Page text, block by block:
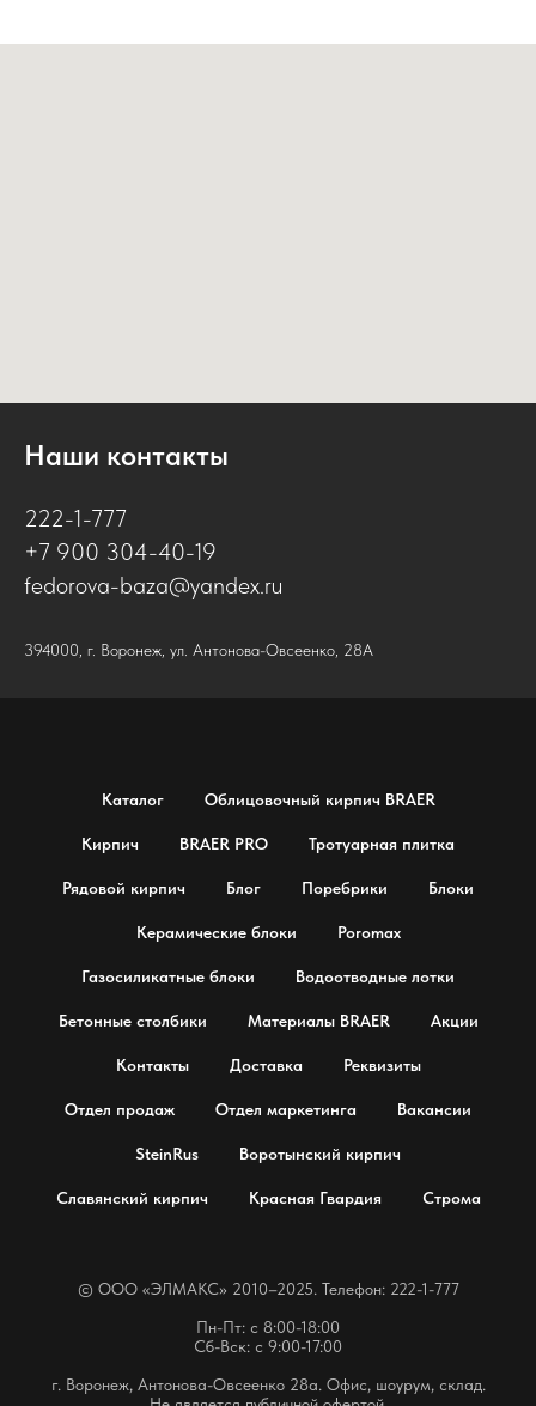
Наши контакты
222-1-777
+7 900 304-40-19
fedorova-baza@yandex.ru
394000, г. Воронеж, ул. Антонова-Овсеенко, 28А
Каталог Облицовочный кирпич BRAER
Кирпич BRAER PRO Тротуарная плитка
Рядовой кирпич Блог Поребрики Блоки
Керамические блоки Poromax
Газосиликатные блоки Водоотводные лотки
Бетонные столбики Материалы BRAER Акции
Контакты Доставка Реквизиты
Отдел продаж Отдел маркетинга Вакансии
SteinRus Воротынский кирпич
Славянский кирпич Красная Гвардия Строма
© OOO «ЭЛМАКС» 2010–2025. Телефон: 222-1-777
Пн-Пт: с 8:00-18:00
Сб-Вск: с 9:00-17:00
г. Воронеж, Антонова-Овсеенко 28а. Офис, шоурум, склад.